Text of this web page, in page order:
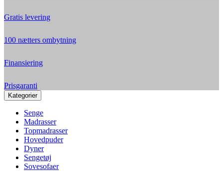
Gratis levering
100 nætters ombytning
Finansiering
Prisgaranti
Kategorier
Senge
Madrasser
Topmadrasser
Hovedpuder
Dyner
Sengetøj
Sovesofaer